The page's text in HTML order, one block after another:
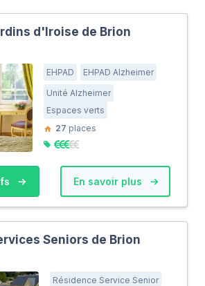
d'Iroise de Brion
EHPAD
EHPAD Alzheimer
Unité Alzheimer
Espaces verts
27 places
En savoir plus
Seniors de Brion
Résidence Service Senior